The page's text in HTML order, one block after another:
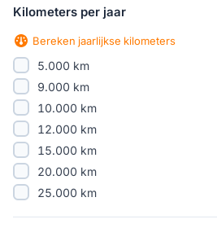
Kilometers per jaar
Bereken jaarlijkse kilometers
5.000 km
9.000 km
10.000 km
12.000 km
15.000 km
20.000 km
25.000 km
30.000 km